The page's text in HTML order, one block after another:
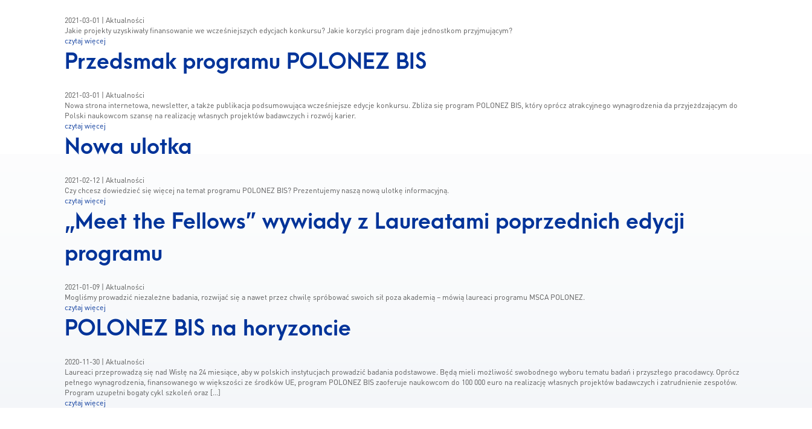
2021-03-01 | Aktualności
Jakie projekty uzyskiwały finansowanie we wcześniejszych edycjach konkursu? Jakie korzyści program daje jednostkom przyjmującym?
czytaj więcej
Przedsmak programu POLONEZ BIS
2021-03-01 | Aktualności
Nowa strona internetowa, newsletter, a także publikacja podsumowująca wcześniejsze edycje konkursu. Zbliża się program POLONEZ BIS, który oprócz atrakcyjnego wynagrodzenia da przyjeżdzającym do
Polski naukowcom szansę na realizację własnych projektów badawczych i rozwój karier.
czytaj więcej
Nowa ulotka
2021-02-12 | Aktualności
Czy chcesz dowiedzieć się więcej na temat programu POLONEZ BIS? Prezentujemy naszą nową ulotkę informacyjną.
czytaj więcej
„Meet the Fellows” wywiady z Laureatami poprzednich edycji
programu
2021-01-09 | Aktualności
Mogliśmy prowadzić niezależne badania, rozwijać się a nawet przez chwilę spróbować swoich sił poza akademią – mówią laureaci programu MSCA POLONEZ.
czytaj więcej
POLONEZ BIS na horyzoncie
2020-11-30 | Aktualności
Laureaci przeprowadzą się nad Wisłę na 24 miesiące, aby w polskich instytucjach prowadzić badania podstawowe. Będą mieli możliwość swobodnego wyboru tematu badań i przyszłego pracodawcy. Oprócz
pełnego wynagrodzenia, finansowanego w większości ze środków UE, program POLONEZ BIS zaoferuje naukowcom do 100 000 euro na realizację własnych projektów badawczych i zatrudnienie zespołów.
Program uzupełni bogaty cykl szkoleń oraz […]
czytaj więcej